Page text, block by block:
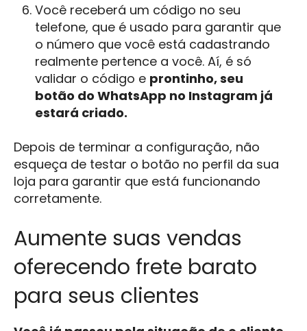
Você receberá um código no seu
telefone, que é usado para garantir que
o número que você está cadastrando
realmente pertence a você. Aí, é só
validar o código e prontinho, seu
botão do WhatsApp no Instagram já
estará criado.
Depois de terminar a configuração, não
esqueça de testar o botão no perfil da sua
loja para garantir que está funcionando
corretamente.
Aumente suas vendas
oferecendo frete barato
para seus clientes